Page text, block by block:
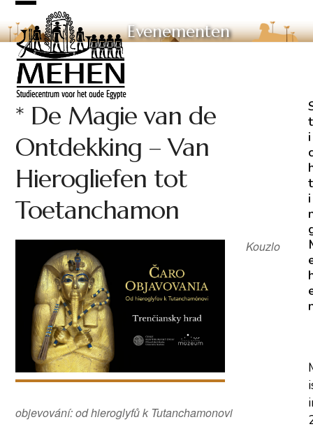
Skip
to
content
Open
mobile
menu
Close
mobile
menu
Evenementen
* De Magie van de
Ontdekking – Van
Hierogliefen tot
Toetanchamon
Kouzlo
objevování: od hieroglyfů k Tutanchamonovi
t
i
t
i